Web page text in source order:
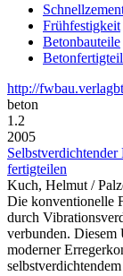
Frühfestigkeit
Betonbauteile
http://
beton
1.2
2005
fertigteilen
Kuch, Helmut /
Die konventionelle
durch
verbunden. Diesem
moderner